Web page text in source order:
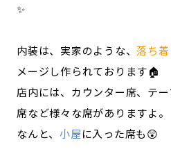
✨
内装は、実家のような、落ち
メージし作られております🏠
店内には、カウンター席、テ
席など様々な席がありますよ。
なんと、 小屋に入った席も😲